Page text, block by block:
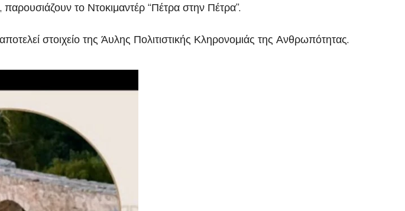
το Ντοκιμαντέρ “Πέτρα στην Πέτρα”.
στοιχείο της Άυλης Πολιτιστικής Κληρονομιάς της Ανθρωπότητας.